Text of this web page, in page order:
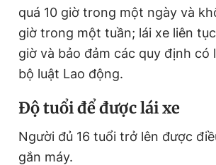
quá 10 giờ trong một ngày và
giờ trong một tuần; lái xe liên
giờ và bảo đảm các quy định có
bộ luật Lao động.
Độ tuổi để được lái xe
Người đủ 16 tuổi trở lên được
gắn máy.